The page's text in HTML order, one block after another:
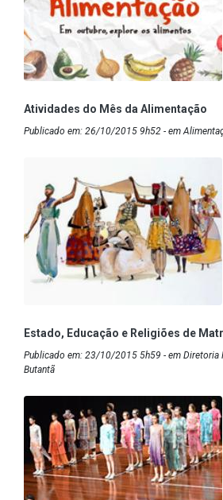
Atividades do Mês da Alimentação
Publicado em: 26/10/2015 9h52 - em
Estado, Educação e Religiões de
Publicado em: 23/10/2015 5h59 - em Diretoria
Butantã